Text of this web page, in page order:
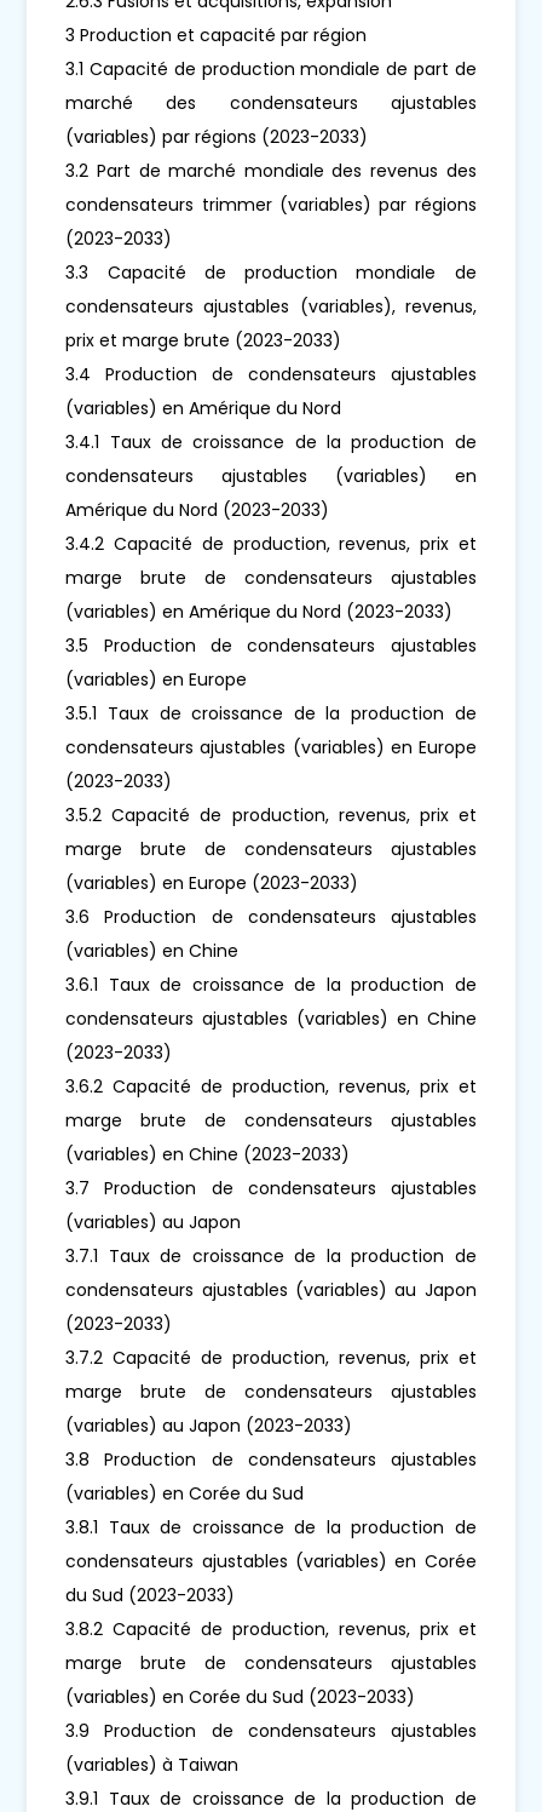
3 Production et capacité par région
3.1 Capacité de production mondiale de part de
marché des condensateurs ajustables
(variables) par régions (2023-2033)
3.2 Part de marché mondiale des revenus des
condensateurs trimmer (variables) par régions
(2023-2033)
3.3 Capacité de production mondiale de
condensateurs ajustables (variables), revenus,
prix et marge brute (2023-2033)
3.4 Production de condensateurs ajustables
(variables) en Amérique du Nord
3.4.1 Taux de croissance de la production de
condensateurs ajustables (variables) en
Amérique du Nord (2023-2033)
3.4.2 Capacité de production, revenus, prix et
marge brute de condensateurs ajustables
(variables) en Amérique du Nord (2023-2033)
3.5 Production de condensateurs ajustables
(variables) en Europe
3.5.1 Taux de croissance de la production de
condensateurs ajustables (variables) en Europe
(2023-2033)
3.5.2 Capacité de production, revenus, prix et
marge brute de condensateurs ajustables
(variables) en Europe (2023-2033)
3.6 Production de condensateurs ajustables
(variables) en Chine
3.6.1 Taux de croissance de la production de
condensateurs ajustables (variables) en Chine
(2023-2033)
3.6.2 Capacité de production, revenus, prix et
marge brute de condensateurs ajustables
(variables) en Chine (2023-2033)
3.7 Production de condensateurs ajustables
(variables) au Japon
3.7.1 Taux de croissance de la production de
condensateurs ajustables (variables) au Japon
(2023-2033)
3.7.2 Capacité de production, revenus, prix et
marge brute de condensateurs ajustables
(variables) au Japon (2023-2033)
3.8 Production de condensateurs ajustables
(variables) en Corée du Sud
3.8.1 Taux de croissance de la production de
condensateurs ajustables (variables) en Corée
du Sud (2023-2033)
3.8.2 Capacité de production, revenus, prix et
marge brute de condensateurs ajustables
(variables) en Corée du Sud (2023-2033)
3.9 Production de condensateurs ajustables
(variables) à Taiwan
3.9.1 Taux de croissance de la production de